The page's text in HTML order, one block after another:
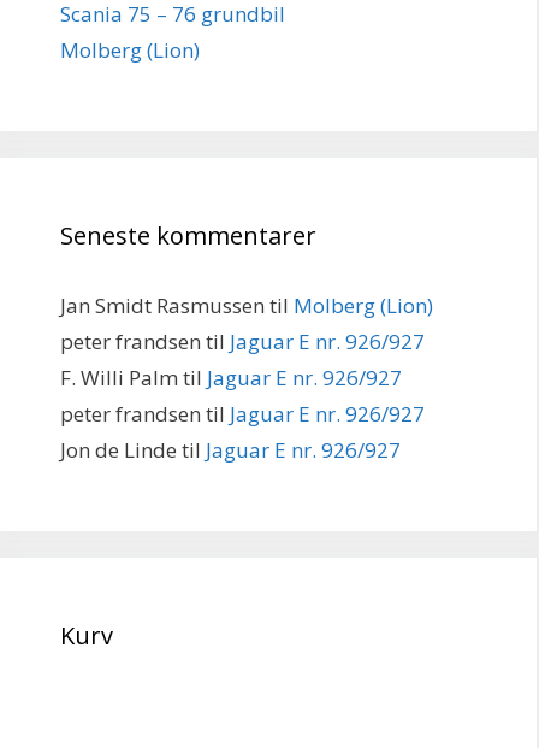
Scania 75 – 76 grundbil
Molberg (Lion)
Seneste kommentarer
Jan Smidt Rasmussen til Molberg (Lion)
peter frandsen til Jaguar E nr. 926/927
F. Willi Palm til Jaguar E nr. 926/927
peter frandsen til Jaguar E nr. 926/927
Jon de Linde til Jaguar E nr. 926/927
Kurv